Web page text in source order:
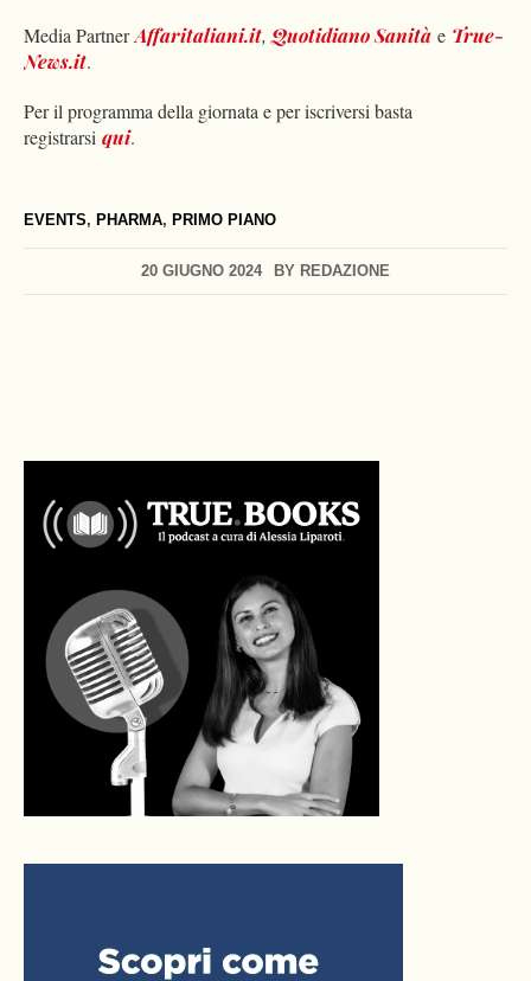
EVENTS, PHARMA, PRIMO PIANO
20 GIUGNO 2024 BY REDAZIONE
Media PartnerAffaritaliani.it,Quotidiano Sanità e True-
News.it.
Per il programma della giornata e per iscriversi basta
registrarsi qui.